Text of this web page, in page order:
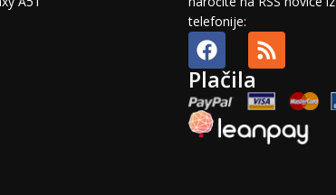
telefonije:
Plačila